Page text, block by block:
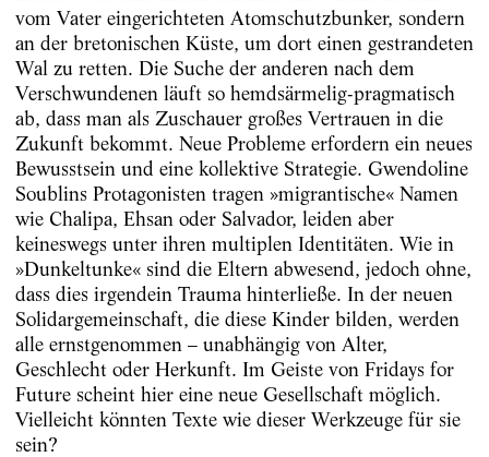
vom Vater eingerichteten Atomschutzbunker, sondern
an der bretonischen Küste, um dort einen gestrandeten
Wal zu retten. Die Suche der anderen nach dem
Verschwundenen läuft so hemdsärmelig-pragmatisch
ab, dass man als Zuschauer großes Vertrauen in die
Zukunft bekommt. Neue Probleme erfordern ein neues
Bewusstsein und eine kollektive Strategie. Gwendoline
Soublins Protagonisten tragen »migrantische« Namen
wie Chalipa, Ehsan oder Salvador, leiden aber
keineswegs unter ihren multiplen Identitäten. Wie in
»Dunkeltunke« sind die Eltern abwesend, jedoch ohne,
dass dies irgendein Trauma hinterließe. In der neuen
Solidargemeinschaft, die diese Kinder bilden, werden
alle ernstgenommen – unabhängig von Alter,
Geschlecht oder Herkunft. Im Geiste von Fridays for
Future scheint hier eine neue Gesellschaft möglich.
Vielleicht könnten Texte wie dieser Werkzeuge für sie
sein?